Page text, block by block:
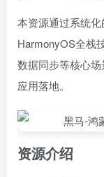
本资源通过系统
HarmonyOS全栈
数据同步等核心
应用落地。
资源介绍